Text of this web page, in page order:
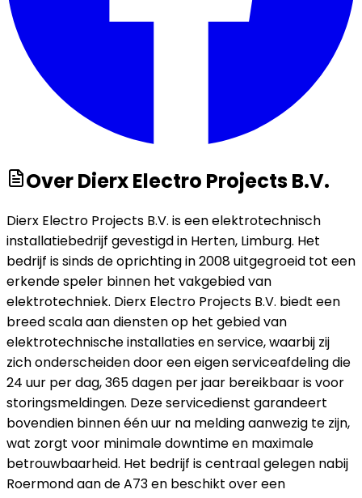
OverDierx Electro Projects B.V.
Dierx Electro Projects B.V. is een elektrotechnisch
installatiebedrijf gevestigd in Herten, Limburg. Het
bedrijf is sinds de oprichting in 2008 uitgegroeid tot een
erkende speler binnen het vakgebied van
elektrotechniek. Dierx Electro Projects B.V. biedt een
breed scala aan diensten op het gebied van
elektrotechnische installaties en service, waarbij zij
zich onderscheiden door een eigen serviceafdeling die
24 uur per dag, 365 dagen per jaar bereikbaar is voor
storingsmeldingen. Deze servicedienst garandeert
bovendien binnen één uur na melding aanwezig te zijn,
wat zorgt voor minimale downtime en maximale
betrouwbaarheid. Het bedrijf is centraal gelegen nabij
Roermond aan de A73 en beschikt over een